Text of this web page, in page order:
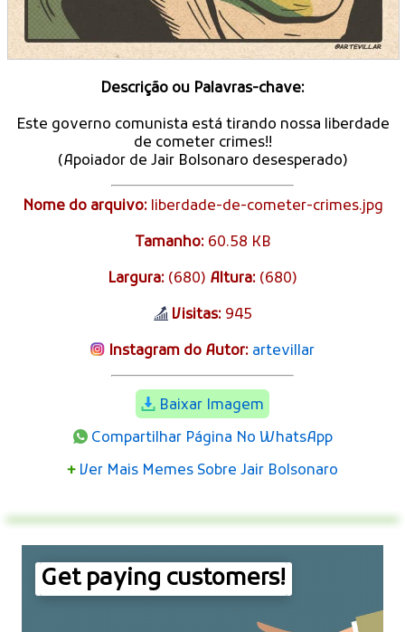
Descrição ou Palavras-chave:
Este governo comunista está tirando nossa liberdade
de cometer crimes!!
(Apoiador de Jair Bolsonaro desesperado)
Nome do arquivo:liberdade-de-cometer-crimes.jpg
Tamanho:60.58 KB
Largura: (680) Altura: (680)
Visitas:945
Instagram do Autor: artevillar
Baixar Imagem
Compartilhar Página No WhatsApp
+ Ver Mais Memes Sobre Jair Bolsonaro
Get paying customers!